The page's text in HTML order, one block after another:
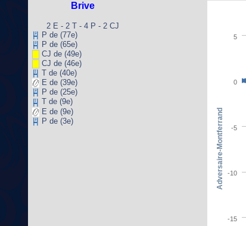
Brive
2 E - 2 T - 4 P - 2 CJ
P de (77e)
P de (65e)
CJ de (49e)
CJ de (46e)
T de (40e)
E de (39e)
P de (25e)
T de (9e)
E de (9e)
P de (3e)
-10
0
-15
-5
5
Adversaire-Montferrand